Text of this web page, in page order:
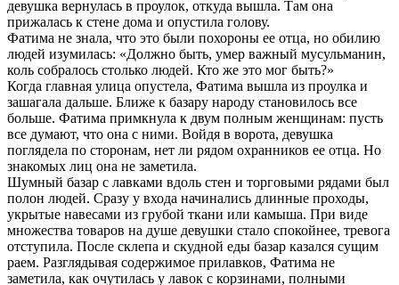
девушка вернулась в проулок, откуда вышла. Там она
прижалась к стене дома и опустила голову.
Фатима не знала, что это были похороны ее отца, но обилию
людей изумилась: «Должно быть, умер важный мусульманин,
коль собралось столько людей. Кто же это мог быть?»
Когда главная улица опустела, Фатима вышла из проулка и
зашагала дальше. Ближе к базару народу становилось все
больше. Фатима примкнула к двум полным женщинам: пусть
все думают, что она с ними. Войдя в ворота, девушка
поглядела по сторонам, нет ли рядом охранников ее отца. Но
знакомых лиц она не заметила.
Шумный базар с лавками вдоль стен и торговыми рядами был
полон людей. Сразу у входа начинались длинные проходы,
укрытые навесами из грубой ткани или камыша. При виде
множества товаров на душе девушки стало спокойнее, тревога
отступила. После склепа и скудной еды базар казался сущим
раем. Разглядывая содержимое прилавков, Фатима не
заметила, как очутилась у лавок с корзинами, полными